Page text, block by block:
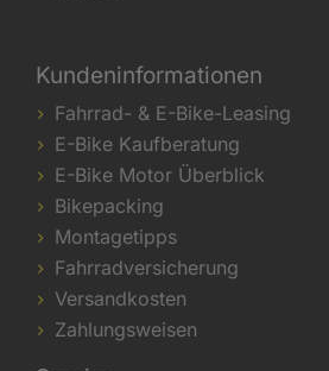
Kundeninformationen
Fahrrad- & E-Bike-Leasing
E-Bike Kaufberatung
E-Bike Motor Überblick
Bikepacking
Montagetipps
Fahrradversicherung
Versandkosten
Zahlungsweisen